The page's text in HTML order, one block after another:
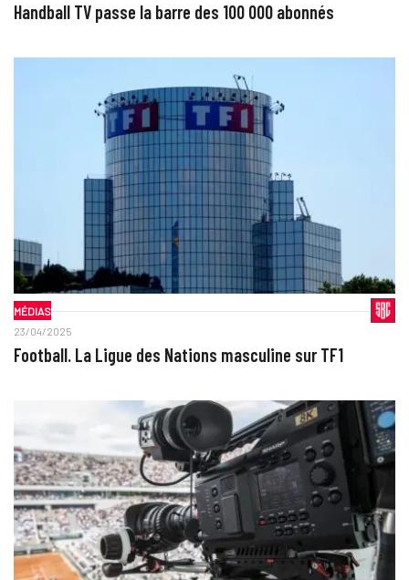
Handball TV passe la barre des 100 000 abonnés
MÉDIAS
23/04/2025
Football. La Ligue des Nations masculine sur TF1